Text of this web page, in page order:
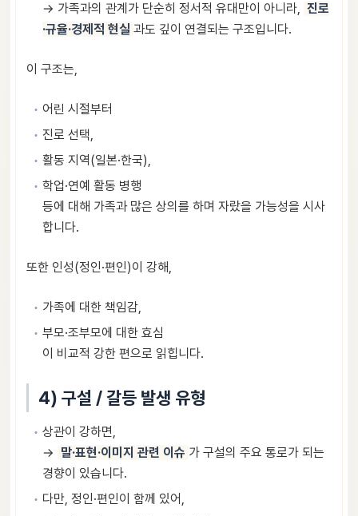
→ 가족과의 관계가 단순히 정서적 유대만이 아니라, 진로
·규율·경제적 현실 과도 깊이 연결되는 구조입니다.
이 구조는,
어린 시절부터
진로 선택,
활동 지역(일본·한국),
학업·연예 활동 병행
등에 대해 가족과 많은 상의를 하며 자랐을 가능성을 시사
합니다.
또한 인성(정인·편인)이 강해,
가족에 대한 책임감,
부모·조부모에 대한 효심
이 비교적 강한 편으로 읽힙니다.
4) 구설 / 갈등 발생 유형
상관이 강하면,
→ 말·표현·이미지 관련 이슈 가 구설의 주요 통로가 되는
경향이 있습니다.
다만, 정인·편인이 함께 있어,